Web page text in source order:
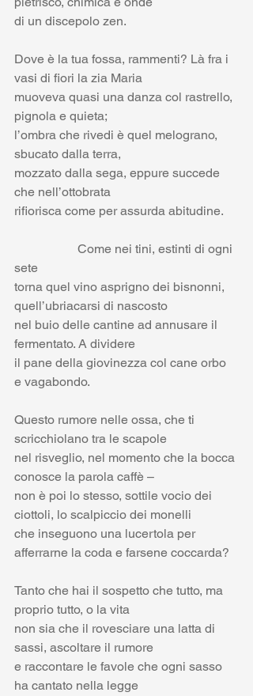
di un discepolo zen.
Dove è la tua fossa, rammenti? Là fra i
vasi di fiori la zia Maria
muoveva quasi una danza col rastrello,
pignola e quieta;
l’ombra che rivedi è quel melograno,
sbucato dalla terra,
mozzato dalla sega, eppure succede
che nell’ottobrata
rifiorisca come per assurda abitudine.
sete
torna quel vino asprigno dei bisnonni,
quell’ubriacarsi di nascosto
nel buio delle cantine ad annusare il
fermentato. A dividere
il pane della giovinezza col cane orbo
e vagabondo.
Questo rumore nelle ossa, che ti
scricchiolano tra le scapole
nel risveglio, nel momento che la bocca
conosce la parola caffè –
non è poi lo stesso, sottile vocio dei
ciottoli, lo scalpiccio dei monelli
che inseguono una lucertola per
afferrarne la coda e farsene coccarda?
Tanto che hai il sospetto che tutto, ma
proprio tutto, o la vita
non sia che il rovesciare una latta di
sassi, ascoltare il rumore
e raccontare le favole che ogni sasso
ha cantato nella legge